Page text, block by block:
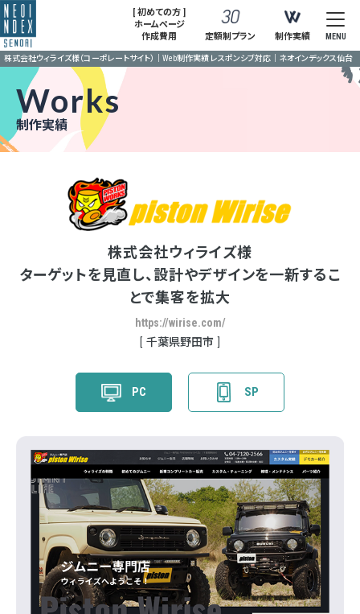
[ 初めての方 ]
ホームページ
作成費用
定額制プラン 制作実績 MENU
株式会社ウィライズ様（コーポレートサイト）｜Web制作実績 レスポンシブ対応｜ネオインデックス仙台
Works
制作実績
株式会社ウィライズ様
ターゲットを見直し、設計やデザインを一新するこ
とで集客を拡大
https://wirise.com/
千葉県野田市
PC SP